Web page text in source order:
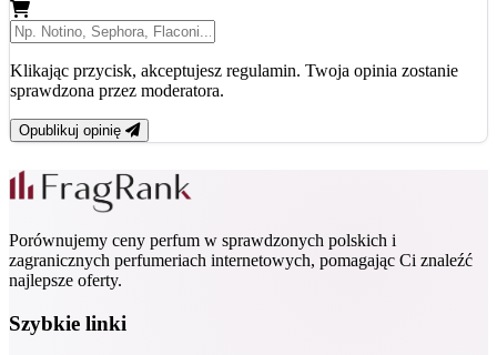
Klikając przycisk, akceptujesz regulamin. Twoja opinia zostanie
sprawdzona przez moderatora.
Opublikuj opinię
Porównujemy ceny perfum w sprawdzonych polskich i
zagranicznych perfumeriach internetowych, pomagając Ci znaleźć
najlepsze oferty.
Szybkie linki